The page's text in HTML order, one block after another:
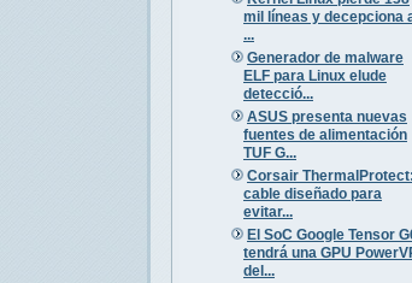
mil líneas y decepciona
...
Generador de malware
ELF para Linux elude
detecció...
ASUS presenta nuevas
fuentes de alimentación
TUF G...
Corsair ThermalProtect:
cable diseñado para
evitar...
El SoC Google Tensor
tendrá una GPU
del...